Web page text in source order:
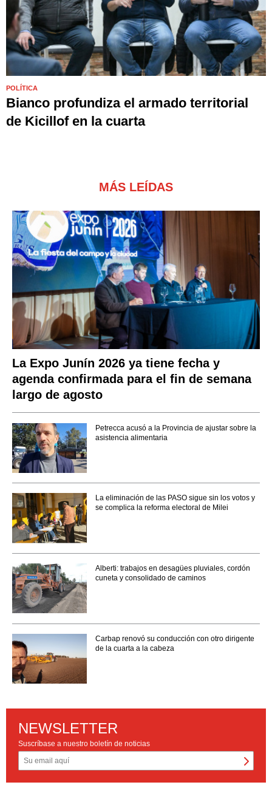
POLÍTICA
Bianco profundiza el armado territorial
de Kicillof en la cuarta
MÁS LEÍDAS
La Expo Junín 2026 ya tiene fecha y
agenda confirmada para el fin de semana
largo de agosto
Petrecca acusó a la Provincia de ajustar sobre la
asistencia alimentaria
La eliminación de las PASO sigue sin los votos y
se complica la reforma electoral de Milei
Alberti: trabajos en desagües pluviales, cordón
cuneta y consolidado de caminos
Carbap renovó su conducción con otro dirigente
de la cuarta a la cabeza
NEWSLETTER
Suscríbase a nuestro boletín de noticias